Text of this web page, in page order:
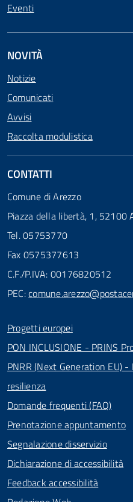
Eventi
NOVITÀ
Notizie
Comunicati
Avvisi
Raccolta modulistica
CONTATTI
Comune di Arezzo
Piazza della libertà, 1, 52100
Tel. 05753770
Fax 0575377613
C.F./P.IVA: 00176820512
PEC:
Progetti europei
PON INCLUSIONE - PRINS
PNRR (Next Generation EU)
resilienza
Domande frequenti (FAQ)
Prenotazione appuntamento
Segnalazione disservizio
Dichiarazione di accessibilità
Feedback accessibilità